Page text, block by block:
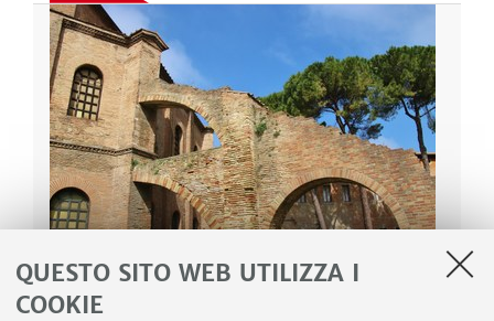
QUESTO SITO WEB UTILIZZA I
COOKIE
Rigenerazione, recupero e restauro